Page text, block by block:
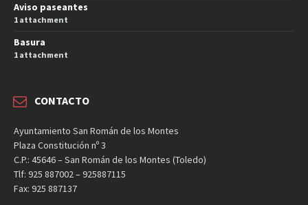
Aviso paseantes
1 attachment
Basura
1 attachment
CONTACTO
Ayuntamiento San Román de los Montes
Plaza Constitución nº 3
C.P.: 45646 – San Román de los Montes (Toledo)
Tlf: 925 887002 – 925887115
Fax: 925 887137